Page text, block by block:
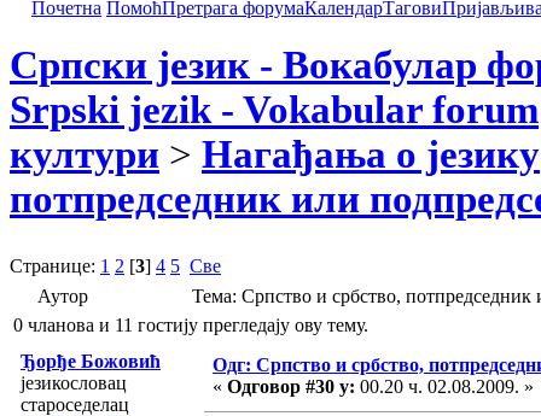
Почетна ПомоћПретрага форумаКалендарТагови
Српски језик - Вокабулар
Srpski jezik - Vokabular forum
култури > Нагађања о језику
потпредседник или
Странице: 1 2 [3] 4 5 Све
Аутор
Тема: Српство и србство,
0 чланова и 11 гостију прегледају ову тему.
Ђорђе Божовић
језикословац
староседелац
Одг: Српство и србство,
« Одговор #30 у: 00.20 ч. 02.08.2009. »